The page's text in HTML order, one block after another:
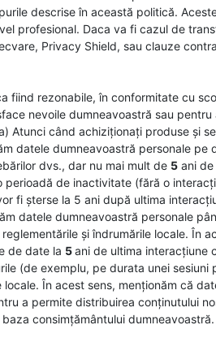
descrise în această politică.
profesional. Daca va fi cazul de
Privacy Shield, sau clauze
rezonabile, în conformitate cu
nevoile dumneavoastră sau
când achiziționați produse și
datele dumneavoastră personale
dvs., dar nu mai mult de 5ani de
de inactivitate (fără o
fi șterse la 5 ani după ultima
datele dumneavoastră personale
și îndrumările locale. În
de date la 5ani de ultima interacțiune
(de exemplu, pe durata unei
În acest sens, menționăm că
a permite distribuirea conținutului
consimțământului dumneavoastră.